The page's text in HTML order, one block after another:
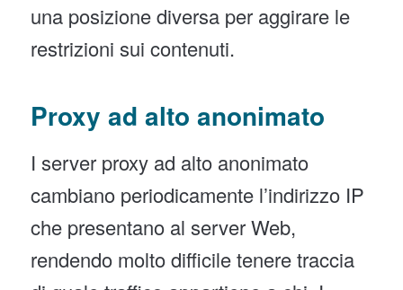
una posizione diversa per aggirare le
restrizioni sui contenuti.
Proxy ad alto anonimato
I server proxy ad alto anonimato
cambiano periodicamente l’indirizzo IP
che presentano al server Web,
rendendo molto difficile tenere traccia